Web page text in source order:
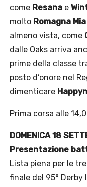
come Resana e
molto Romagna Mia
almeno vista, come
dalle Oaks arriva
prime della classe
posto d’onore nel
dimenticare
Prima corsa alle
DOMENICA 18
Presentazione
Lista piena per le
finale del 95°